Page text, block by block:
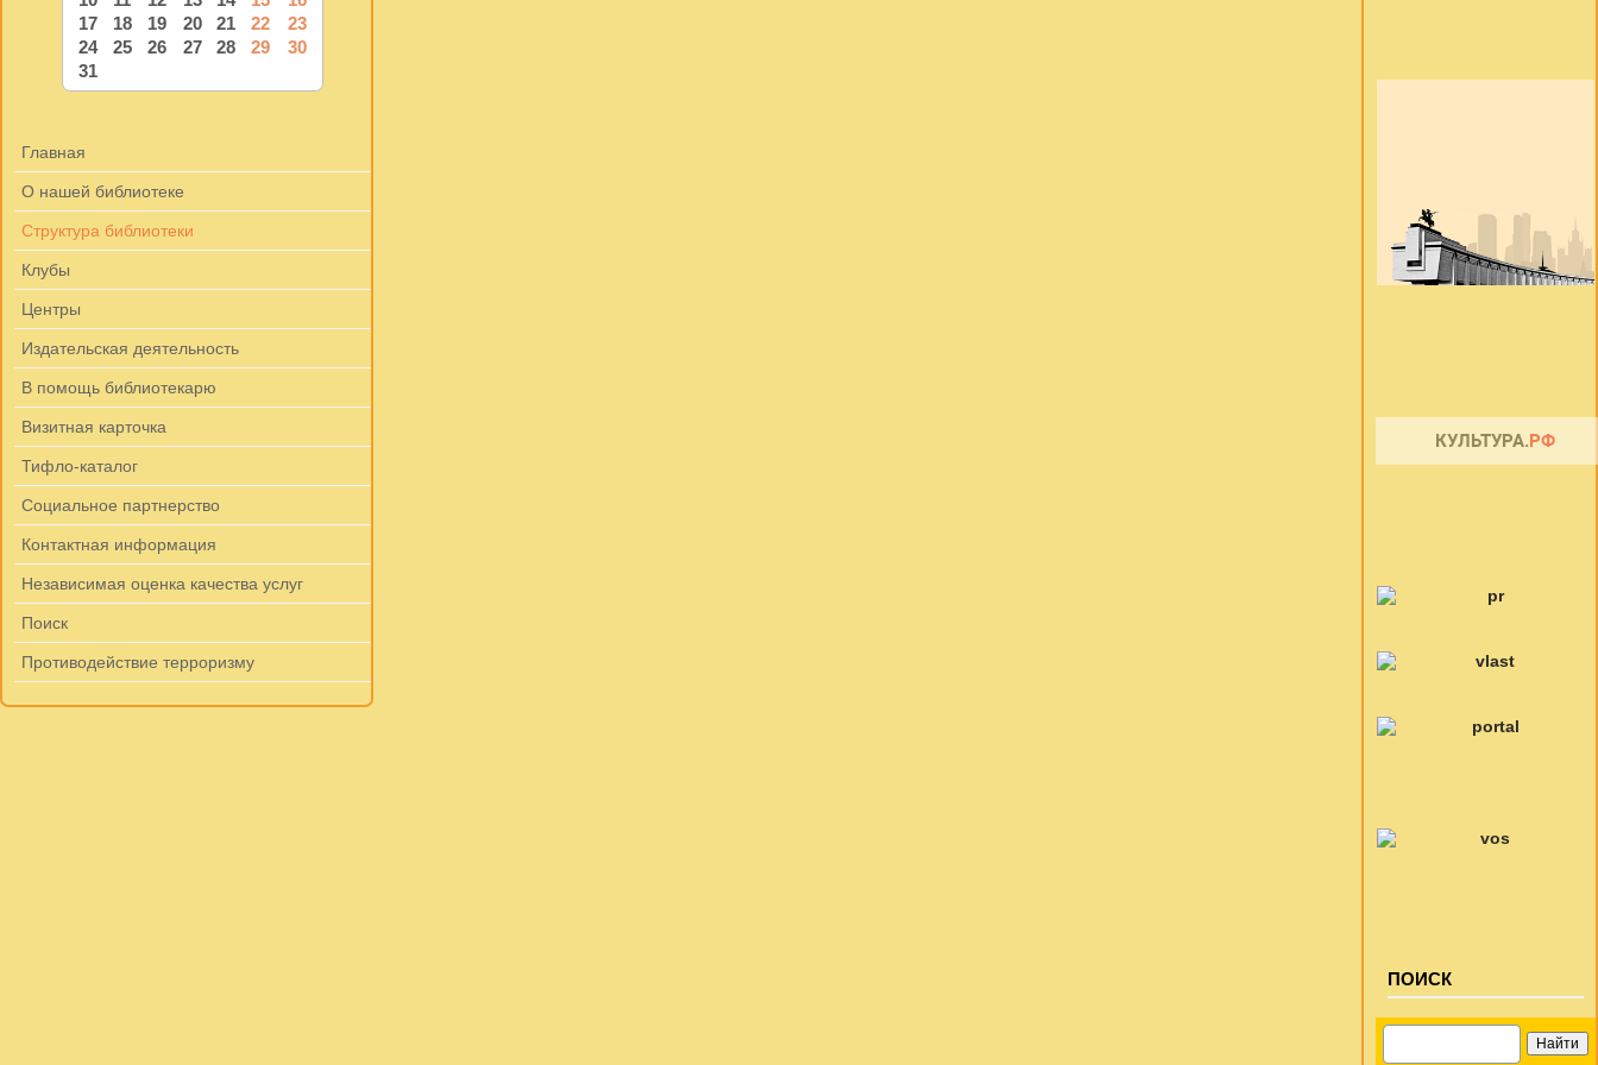
17
18 19 20 21 22
23
24
25 26 27 28 29
30
31
Главная
О нашей библиотеке
Структура библиотеки
Клубы
Центры
Издательская деятельность
В помощь библиотекарю
Визитная карточка
Тифло-каталог
Социальное партнерство
Контактная информация
Независимая оценка качества услуг
Поиск
Противодействие терроризму
ПОИСК